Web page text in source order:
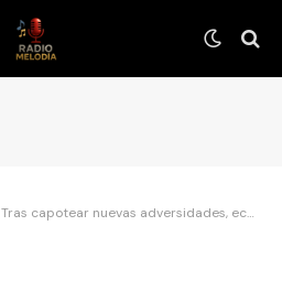
Tras capotear nuevas adversidades, ecuatoriana Dajomes busca revalidar oro olímpico